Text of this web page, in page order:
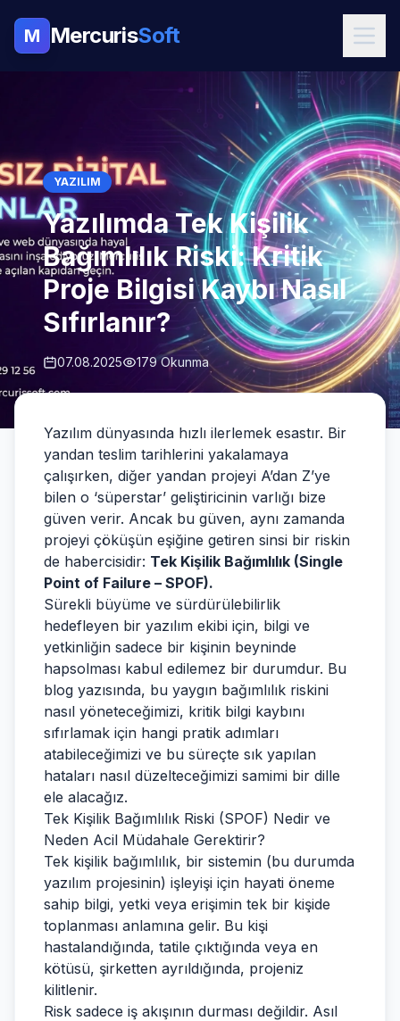
M MercurisSoft
YAZILIM
Yazılımda Tek Kişilik
Bağımlılık Riski: Kritik
Proje Bilgisi Kaybı Nasıl
Sıfırlanır?
07.08.2025 179 Okunma
Yazılım dünyasında hızlı ilerlemek esastır. Bir
yandan teslim tarihlerini yakalamaya
çalışırken, diğer yandan projeyi A’dan Z’ye
bilen o ‘süperstar’ geliştiricinin varlığı bize
güven verir. Ancak bu güven, aynı zamanda
projeyi çöküşün eşiğine getiren sinsi bir riskin
de habercisidir: Tek Kişilik Bağımlılık (Single
Point of Failure – SPOF).
Sürekli büyüme ve sürdürülebilirlik
hedefleyen bir yazılım ekibi için, bilgi ve
yetkinliğin sadece bir kişinin beyninde
hapsolması kabul edilemez bir durumdur. Bu
blog yazısında, bu yaygın bağımlılık riskini
nasıl yöneteceğimizi, kritik bilgi kaybını
sıfırlamak için hangi pratik adımları
atabileceğimizi ve bu süreçte sık yapılan
hataları nasıl düzelteceğimizi samimi bir dille
ele alacağız.
Tek Kişilik Bağımlılık Riski (SPOF) Nedir ve
Neden Acil Müdahale Gerektirir?
Tek kişilik bağımlılık, bir sistemin (bu durumda
yazılım projesinin) işleyişi için hayati öneme
sahip bilgi, yetki veya erişimin tek bir kişide
toplanması anlamına gelir. Bu kişi
hastalandığında, tatile çıktığında veya en
kötüsü, şirketten ayrıldığında, projeniz
kilitlenir.
Risk sadece iş akışının durması değildir. Asıl